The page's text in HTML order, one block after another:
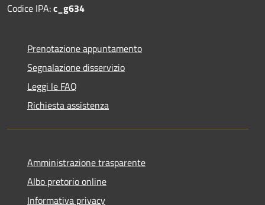
Codice IPA:c_g634
Prenotazione appuntamento
Segnalazione disservizio
Leggi le FAQ
Richiesta assistenza
Amministrazione trasparente
Albo pretorio online
Informativa privacy